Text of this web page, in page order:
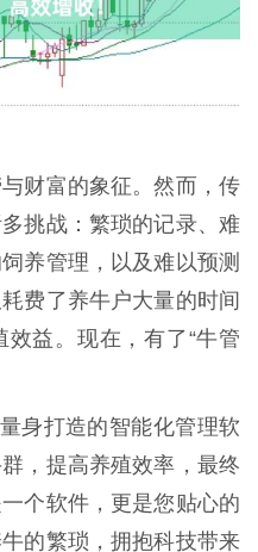
财富的象征。然而，传
挑战：繁琐的记录、难
养管理，以及难以预测
费了养牛户大量的时间
益。现在，有了“牛管
身打造的智能化管理软
，提高养殖效率，最终
个软件，更是您贴心的
的繁琐，拥抱科技带来